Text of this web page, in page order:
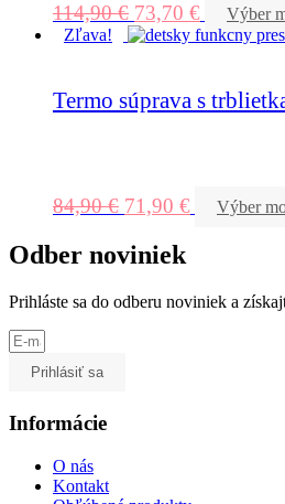
114,90€ 73,70 €
Výber
Zľava!
Termo súprava s
84,90€ 71,90 € Výber
Odber noviniek
Prihláste sa do odberu noviniek a
Prihlásiť sa
Informácie
O nás
Kontakt